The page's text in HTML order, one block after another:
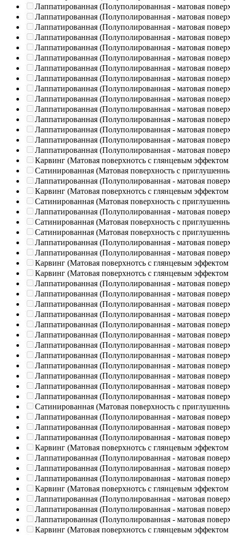
Лаппатированная (Полуполированная - матовая
Лаппатированная (Полуполированная - матовая
Лаппатированная (Полуполированная - матовая
Лаппатированная (Полуполированная - матовая
Лаппатированная (Полуполированная - матовая
Лаппатированная (Полуполированная - матовая
Лаппатированная (Полуполированная - матовая
Лаппатированная (Полуполированная - матовая
Лаппатированная (Полуполированная - матовая
Лаппатированная (Полуполированная - матовая
Лаппатированная (Полуполированная - матовая
Лаппатированная (Полуполированная - матовая
Лаппатированная (Полуполированная - матовая
Лаппатированная (Полуполированная - матовая
Лаппатированная (Полуполированная - матовая
Карвинг (Матовая поверхнотсь с глянцевым эффектом
Сатинированная (Матовая поверхность с
Лаппатированная (Полуполированная - матовая
Карвинг (Матовая поверхнотсь с глянцевым эффектом
Сатинированная (Матовая поверхность с
Лаппатированная (Полуполированная - матовая
Сатинированная (Матовая поверхность с
Сатинированная (Матовая поверхность с
Лаппатированная (Полуполированная - матовая
Лаппатированная (Полуполированная - матовая
Карвинг (Матовая поверхнотсь с глянцевым эффектом
Карвинг (Матовая поверхнотсь с глянцевым эффектом
Лаппатированная (Полуполированная - матовая
Лаппатированная (Полуполированная - матовая
Лаппатированная (Полуполированная - матовая
Лаппатированная (Полуполированная - матовая
Лаппатированная (Полуполированная - матовая
Лаппатированная (Полуполированная - матовая
Лаппатированная (Полуполированная - матовая
Лаппатированная (Полуполированная - матовая
Лаппатированная (Полуполированная - матовая
Лаппатированная (Полуполированная - матовая
Лаппатированная (Полуполированная - матовая
Лаппатированная (Полуполированная - матовая
Сатинированная (Матовая поверхность с
Лаппатированная (Полуполированная - матовая
Лаппатированная (Полуполированная - матовая
Лаппатированная (Полуполированная - матовая
Карвинг (Матовая поверхнотсь с глянцевым эффектом
Лаппатированная (Полуполированная - матовая
Лаппатированная (Полуполированная - матовая
Лаппатированная (Полуполированная - матовая
Карвинг (Матовая поверхнотсь с глянцевым эффектом
Лаппатированная (Полуполированная - матовая
Лаппатированная (Полуполированная - матовая
Лаппатированная (Полуполированная - матовая
Карвинг (Матовая поверхнотсь с глянцевым эффектом